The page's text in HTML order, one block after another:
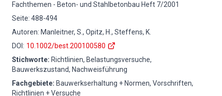
Fachthemen - Beton- und Stahlbetonbau Heft 7/2001
Seite: 488-494
Autoren: Manleitner, S., Opitz, H., Steffens, K.
DOI : 10.1002/best.200100580
Stichworte: Richtlinien, Belastungsversuche,
Bauwerkszustand, Nachweisführung
Fachgebiete: Bauwerkserhaltung + Normen, Vorschriften,
Richtlinien + Versuche